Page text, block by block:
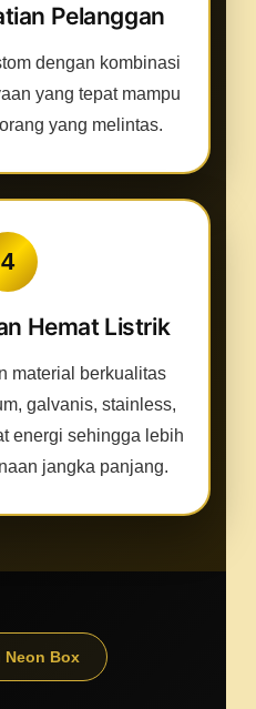
Pelanggan
dengan kombinasi
yang tepat mampu
yang melintas.
4
Hemat Listrik
material berkualitas
galvanis, stainless,
energi sehingga lebih
jangka panjang.
Neon Box